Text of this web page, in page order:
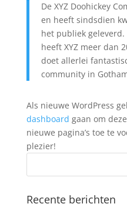
De XYZ Doohickey
en heeft sindsdien
het publiek geleverd.
heeft XYZ meer dan
doet allerlei
community in
Als nieuwe WordPress
dashboard gaan om
nieuwe pagina’s toe te
plezier!
Recente berichten